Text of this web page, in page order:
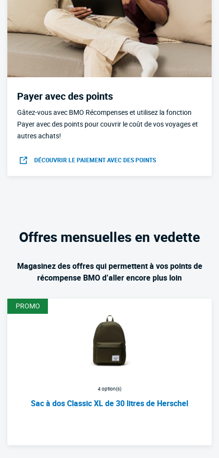
Payer avec des points
Gâtez-vous avec BMO Récompenses et utilisez la fonction
Payer avec des points pour couvrir le coût de vos voyages et
autres achats!
DÉCOUVRIR LE PAIEMENT AVEC DES POINTS
OUVRIR DANS UN NOUVEL ONGLET
Offres mensuelles en vedette
Magasinez des offres qui permettent à vos points de
récompense BMO d’aller encore plus loin
PROMO
4 option(s)
Sac à dos Classic XL de 30 litres de Herschel